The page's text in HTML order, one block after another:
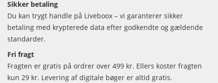
Sikker betaling
Du kan trygt handle på Liveboox – vi garanterer sikker
betaling med krypterede data efter godkendte og gældende
standarder.
Fri fragt
Fragten er gratis på ordrer over 499 kr. Ellers koster fragten
kun 29 kr. Levering af digitale bøger er altid gratis.